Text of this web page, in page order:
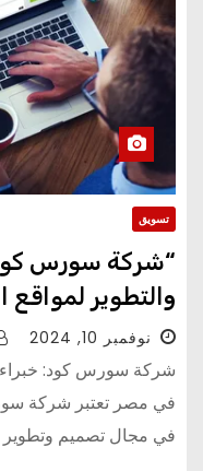
تسويق
“شركة سورس
والتطوير لمواقع
نوفمبر 10, 2024
شركة سورس كود: خبراء
في مصر تعتبر شركة
في مجال تصميم وتطوير